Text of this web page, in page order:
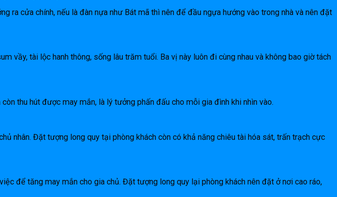
ra cửa chính, nếu là đàn nựa như Bát mã thì nên để đầu ngựa hướng vào trong nhà và nên đặt
vầy, tài lộc hanh thông, sống lâu trăm tuổi. Ba vị này luôn đi cùng nhau và không bao giờ tách
thu hút được may mắn, là lý tưởng phấn đấu cho mỗi gia đình khi nhìn vào.
nhân. Đặt tượng long quy tại phòng khách còn có khả năng chiêu tài hóa sát, trấn trạch cực
để tăng may mắn cho gia chủ. Đặt tượng long quy lại phòng khách nên đặt ở nơi cao ráo,